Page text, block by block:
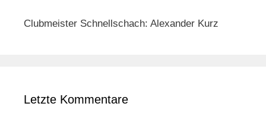
Clubmeister Schnellschach: Alexander Kurz
Letzte Kommentare